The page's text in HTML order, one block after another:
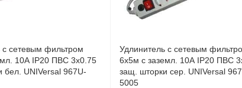
с сетевым фильтром
10А IP20 ПВС 3х0.75
бел. UNIVersal 967U-
Удлинитель с сетевым
6х5м с заземл. 10А IP20 ПВС
защ. шторки сер. UNIVersal
5005